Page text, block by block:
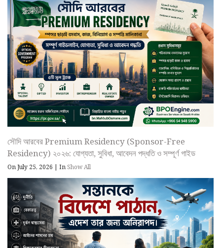
সৌদি আরবের Premium Residency (Sponsor-Free
Residency) ২০২৬: যোগ্যতা, সুবিধা, আবেদন পদ্ধতি ও সম্পূর্ণ গাইড
On July 25, 2026 | InShow All